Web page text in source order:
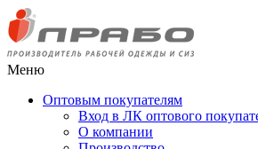
Меню
Оптовым покупателям
Вход в ЛК оптового
О компании